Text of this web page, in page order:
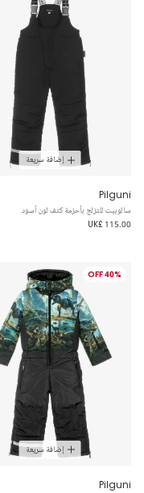
إضافة سريعة
Pilguni
سالوبيت للتزلج بأحزمة كتف لون أسود
UK£ 115.00
40% OFF
إضافة سريعة
Pilguni